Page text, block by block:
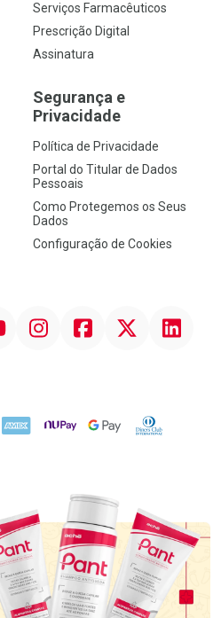
Serviços Farmacêuticos
Prescrição Digital
Assinatura
Segurança e
Privacidade
Política de Privacidade
Portal do Titular de Dados
Pessoais
Como Protegemos os Seus
Dados
Configuração de Cookies
InstagramFacebookTwitter Linkedin
AMEX NuPay Google PayDiners Club